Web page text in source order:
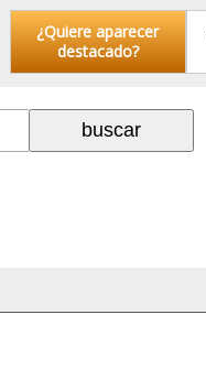
¿Quiere aparecer
destacado?